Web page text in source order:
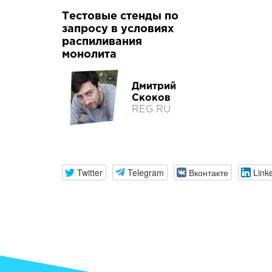
Тестовые стенды по
запросу в условиях
распиливания
монолита
Дмитрий
Скоков
REG.RU
Twitter Telegram Вконтакте